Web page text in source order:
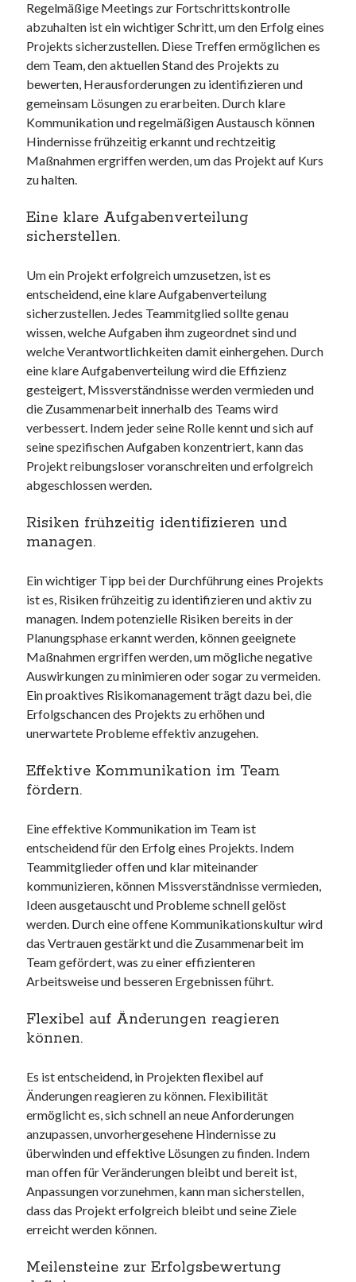
Regelmäßige Meetings zur Fortschrittskontrolle
abzuhalten ist ein wichtiger Schritt, um den Erfolg eines
Projekts sicherzustellen. Diese Treffen ermöglichen es
dem Team, den aktuellen Stand des Projekts zu
bewerten, Herausforderungen zu identifizieren und
gemeinsam Lösungen zu erarbeiten. Durch klare
Kommunikation und regelmäßigen Austausch können
Hindernisse frühzeitig erkannt und rechtzeitig
Maßnahmen ergriffen werden, um das Projekt auf Kurs
zu halten.
Eine klare Aufgabenverteilung
sicherstellen.
Um ein Projekt erfolgreich umzusetzen, ist es
entscheidend, eine klare Aufgabenverteilung
sicherzustellen. Jedes Teammitglied sollte genau
wissen, welche Aufgaben ihm zugeordnet sind und
welche Verantwortlichkeiten damit einhergehen. Durch
eine klare Aufgabenverteilung wird die Effizienz
gesteigert, Missverständnisse werden vermieden und
die Zusammenarbeit innerhalb des Teams wird
verbessert. Indem jeder seine Rolle kennt und sich auf
seine spezifischen Aufgaben konzentriert, kann das
Projekt reibungsloser voranschreiten und erfolgreich
abgeschlossen werden.
Risiken frühzeitig identifizieren und
managen.
Ein wichtiger Tipp bei der Durchführung eines Projekts
ist es, Risiken frühzeitig zu identifizieren und aktiv zu
managen. Indem potenzielle Risiken bereits in der
Planungsphase erkannt werden, können geeignete
Maßnahmen ergriffen werden, um mögliche negative
Auswirkungen zu minimieren oder sogar zu vermeiden.
Ein proaktives Risikomanagement trägt dazu bei, die
Erfolgschancen des Projekts zu erhöhen und
unerwartete Probleme effektiv anzugehen.
Effektive Kommunikation im Team
fördern.
Eine effektive Kommunikation im Team ist
entscheidend für den Erfolg eines Projekts. Indem
Teammitglieder offen und klar miteinander
kommunizieren, können Missverständnisse vermieden,
Ideen ausgetauscht und Probleme schnell gelöst
werden. Durch eine offene Kommunikationskultur wird
das Vertrauen gestärkt und die Zusammenarbeit im
Team gefördert, was zu einer effizienteren
Arbeitsweise und besseren Ergebnissen führt.
Flexibel auf Änderungen reagieren
können.
Es ist entscheidend, in Projekten flexibel auf
Änderungen reagieren zu können. Flexibilität
ermöglicht es, sich schnell an neue Anforderungen
anzupassen, unvorhergesehene Hindernisse zu
überwinden und effektive Lösungen zu finden. Indem
man offen für Veränderungen bleibt und bereit ist,
Anpassungen vorzunehmen, kann man sicherstellen,
dass das Projekt erfolgreich bleibt und seine Ziele
erreicht werden können.
Meilensteine zur Erfolgsbewertung